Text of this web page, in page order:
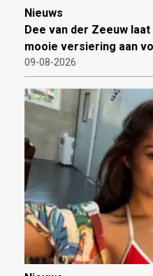
Nieuws
Dee van der Zeeuw
mooie versiering aan
09-08-2026